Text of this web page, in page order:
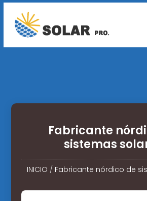
Fabricante
sistemas
INICIO / Fabricante nórdico de